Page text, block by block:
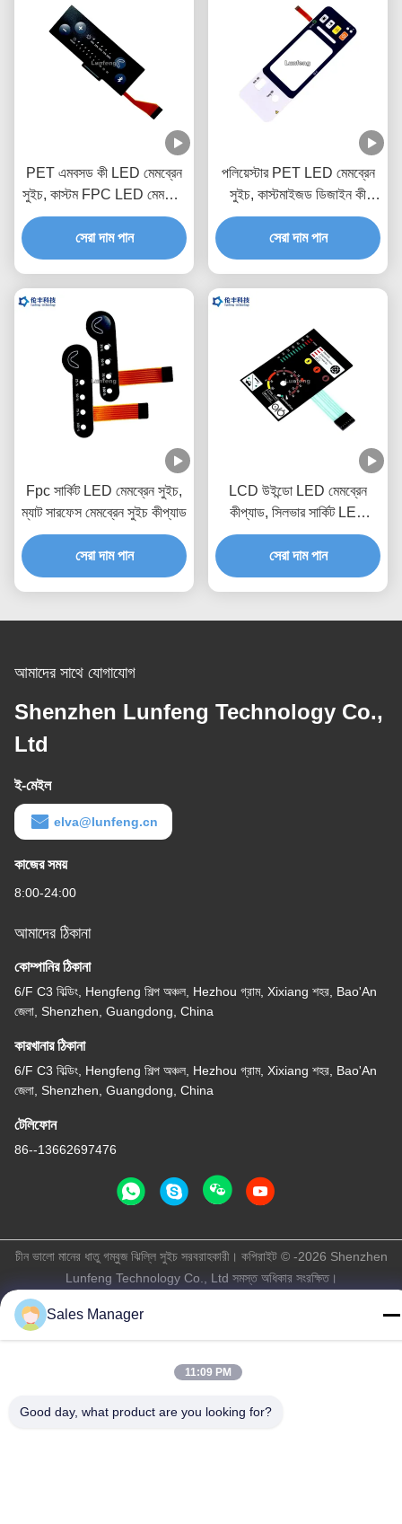
PET এমবসড কী LED মেমব্রেন
সুইচ, কাস্টম FPC LED মেমব্রেন
কীপ্যাড
সেরা দাম পান
পলিয়েস্টার PET LED মেমব্রেন
সুইচ, কাস্টমাইজড ডিজাইন কী
মেমব্রেন সুইচ
সেরা দাম পান
Fpc সার্কিট LED মেমব্রেন সুইচ,
ম্যাট সারফেস মেমব্রেন সুইচ কীপ্যাড
সেরা দাম পান
LCD উইন্ডো LED মেমব্রেন
কীপ্যাড, সিলভার সার্কিট LED
মেমব্রেন সুইচ
সেরা দাম পান
আমাদের সাথে যোগাযোগ
Shenzhen Lunfeng Technology Co.,
Ltd
ই-মেইল
elva@lunfeng.cn
কাজের সময়
8:00-24:00
আমাদের ঠিকানা
কোম্পানির ঠিকানা
6/F C3 বিল্ডিং, Hengfeng শিল্প অঞ্চল, Hezhou গ্রাম, Xixiang শহর, Bao'An
জেলা, Shenzhen, Guangdong, China
কারখানার ঠিকানা
6/F C3 বিল্ডিং, Hengfeng শিল্প অঞ্চল, Hezhou গ্রাম, Xixiang শহর, Bao'An
জেলা, Shenzhen, Guangdong, China
টেলিফোন
86--13662697476
চীন ভালো মানের ধাতু গম্বুজ ঝিল্লি সুইচ সরবরাহকারী। কপিরাইট © -2026 Shenzhen
Lunfeng Technology Co., Ltd সমস্ত অধিকার সংরক্ষিত।
Sales Manager
11:09 PM
Good day, what product are you looking for?